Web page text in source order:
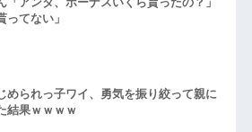
「アンタ、ボーナスいくら貰ったの？」
ってない」
められっ子ワイ、勇気を振り絞って親に
結果ｗｗｗｗ